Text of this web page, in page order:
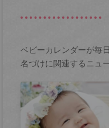
ベビーカレンダーが毎
名づけに関連するニュ